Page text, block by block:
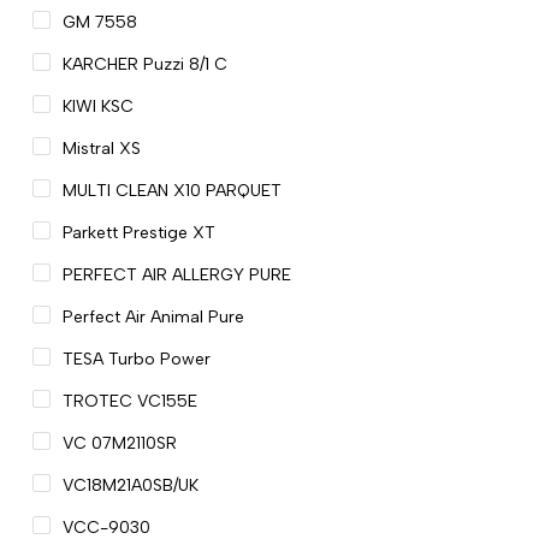
GM 7558
KARCHER Puzzi 8/1 C
KIWI KSC
Mistral XS
MULTI CLEAN X10 PARQUET
Parkett Prestige XT
PERFECT AIR ALLERGY PURE
Perfect Air Animal Pure
TESA Turbo Power
TROTEC VC155E
VC 07M2110SR
VC18M21A0SB/UK
VCC-9030